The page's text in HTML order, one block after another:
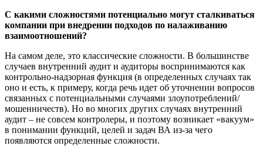
С какими сложностями потенциально могут сталкиваться
компании при внедрении подходов по налаживанию
взаимоотношений?
На самом деле, это классические сложности. В большинстве
случаев внутренний аудит и аудиторы воспринимаются как
контрольно-надзорная функция (в определенных случаях так
оно и есть, к примеру, когда речь идет об уточнении вопросов
связанных с потенциальными случаями злоупотреблений/
мошенничеств). Но во многих других случаях внутренний
аудит – не совсем контролеры, и поэтому возникает «вакуум»
в понимании функций, целей и задач ВА из-за чего
появляются определенные сложности.